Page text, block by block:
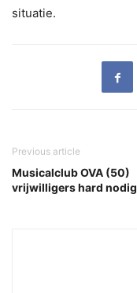
situatie.
Previous article
Musicalclub OVA (50)
vrijwilligers hard nodig